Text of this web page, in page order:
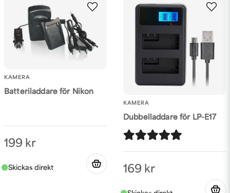
KAMERA
Batteriladdare för Nikon
199 kr
KAMERA
Dubbelladdare för LP-E17
169 kr